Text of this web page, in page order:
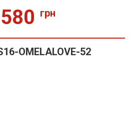
580 грн
OMELALOVE-52